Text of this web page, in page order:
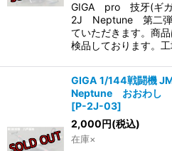
絞り込
GIGA pro 技牙(ギ
2J Neptune 第二弾
ていただきます。商
検品しております。
GIGA 1/144戦闘機
Neptune おおわし
[P-2J-03]
2,000円(税込)
在庫×